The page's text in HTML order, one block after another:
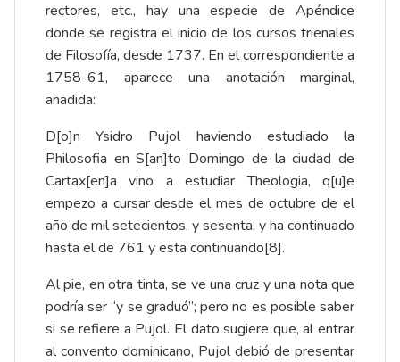
rectores, etc., hay una especie de Apéndice
donde se registra el inicio de los cursos trienales
de Filosofía, desde 1737. En el correspondiente a
1758-61, aparece una anotación marginal,
añadida:
D[o]n Ysidro Pujol haviendo estudiado la
Philosofia en S[an]to Domingo de la ciudad de
Cartax[en]a vino a estudiar Theologia, q[u]e
empezo a cursar desde el mes de octubre de el
año de mil setecientos, y sesenta, y ha continuado
hasta el de 761 y esta continuando[8].
Al pie, en otra tinta, se ve una cruz y una nota que
podría ser “y se graduó”; pero no es posible saber
si se refiere a Pujol. El dato sugiere que, al entrar
al convento dominicano, Pujol debió de presentar